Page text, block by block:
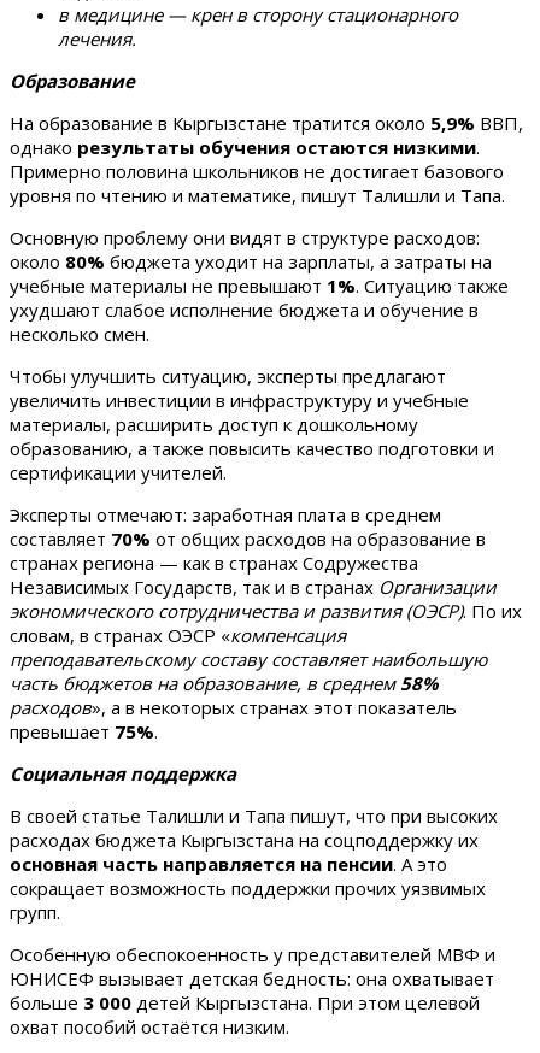
в медицине — крен в сторону стационарного
лечения.
Образование
На образование в Кыргызстане тратится около 5,9% ВВП,
однако результаты обучения остаются низкими.
Примерно половина школьников не достигает базового
уровня по чтению и математике, пишут Талишли и Тапа.
Основную проблему они видят в структуре расходов:
около 80% бюджета уходит на зарплаты, а затраты на
учебные материалы не превышают 1%. Ситуацию также
ухудшают слабое исполнение бюджета и обучение в
несколько смен.
Чтобы улучшить ситуацию, эксперты предлагают
увеличить инвестиции в инфраструктуру и учебные
материалы, расширить доступ к дошкольному
образованию, а также повысить качество подготовки и
сертификации учителей.
Эксперты отмечают: заработная плата в среднем
составляет 70% от общих расходов на образование в
странах региона — как в странах Содружества
Независимых Государств, так и в странах Организации
экономического сотрудничества и развития (ОЭСР). По их
словам, в странах ОЭСР «компенсация
преподавательскому составу составляет наибольшую
часть бюджетов на образование, в среднем 58%
расходов», а в некоторых странах этот показатель
превышает 75%.
Социальная поддержка
В своей статье Талишли и Тапа пишут, что при высоких
расходах бюджета Кыргызстана на соцподдержку их
основная часть направляется на пенсии. А это
сокращает возможность поддержки прочих уязвимых
групп.
Особенную обеспокоенность у представителей МВФ и
ЮНИСЕФ вызывает детская бедность: она охватывает
больше 3 000 детей Кыргызстана. При этом целевой
охват пособий остаётся низким.